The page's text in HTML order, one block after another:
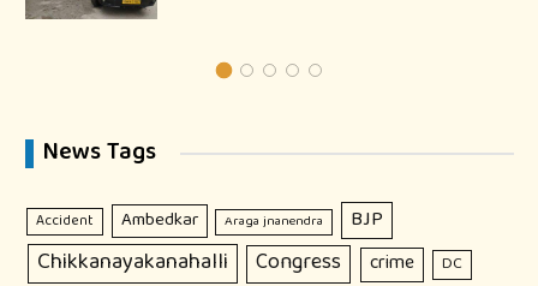
News Tags
Accident Ambedkar Araga jnanendra BJP
Chikkanayakanahalli Congress crime DC